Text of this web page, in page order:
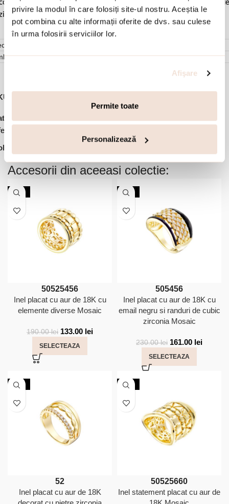
privire la modul în care folosiți site-ul nostru. Aceștia le
pot combina cu alte informații oferite de dvs. sau culese
în urma folosirii serviciilor lor.
Afişare
Permite toate
Personalizează
sa o lustruiti cu o laveta curata pentru a evita depunerea de
(0)
lunii
Accesorii din aceeasi colectie:
-30%
50525456
Inel placat cu aur de 18K cu
elemente diverse Mosaic
190.00lei 133.00 lei
SELECTEAZA
-30%
505456
Inel placat cu aur de 18K cu
email negru si randuri de cubic
zirconia Mosaic
230.00lei 161.00 lei
SELECTEAZA
-30%
52
Inel placat cu aur de 18K
-20%
50525660
Inel statement placat cu aur de